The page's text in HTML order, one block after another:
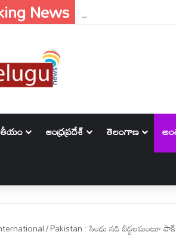
News Date Of Birth : ఈ
ఆంధ్రప్రదేశ్ తెలంగాణ
/Pakistan : సింధు నది బిడ్డలమంటూ